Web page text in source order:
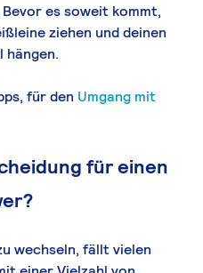
es soweit kommt,
ziehen und deinen
hängen.
für den Umgang mit
für einen
wechseln, fällt vielen